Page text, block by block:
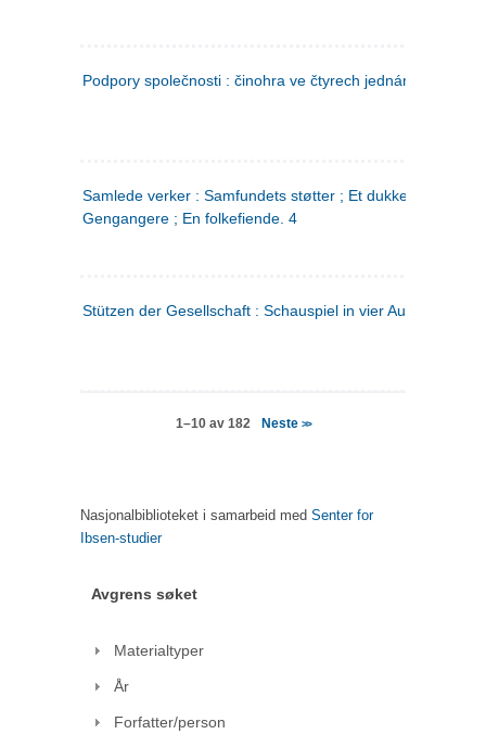
Podpory společnosti : činohra ve čtyrech jednáních
Samlede verker : Samfundets støtter ; Et dukkehjem ;
Gengangere ; En folkefiende. 4
Stützen der Gesellschaft : Schauspiel in vier Aufzügen
1–10 av 182 Neste >>
Nasjonalbiblioteket i samarbeid med Senter for
Ibsen-studier
Avgrens søket
Materialtyper
År
Forfatter/person